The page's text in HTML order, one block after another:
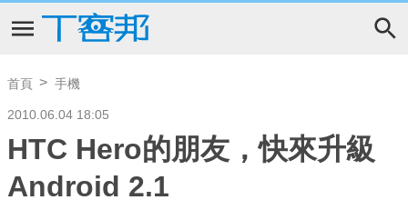
首頁 手機
2010.06.04 18:05
HTC Hero的朋友，快來升級
Android 2.1